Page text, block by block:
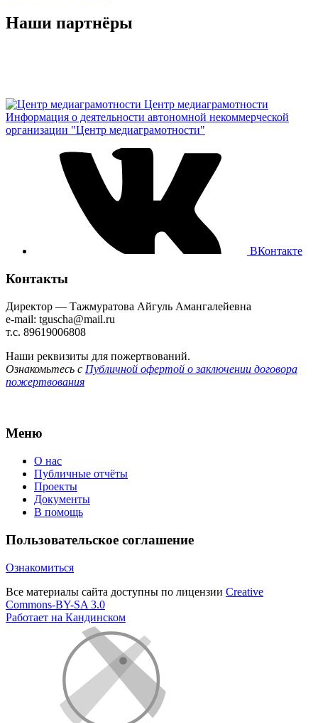
Наши партнёры
Центр медиаграмотности
Информация о деятельности автономной некоммерческой
организации "Центр медиаграмотности"
ВКонтакте
Контакты
Директор — Тажмуратова Айгуль Амангалейевна
e-mail: tguscha@mail.ru
т.с. 89619006808
Наши реквизиты для пожертвований.
Ознакомьтесь с Публичной офертой о заключении договора
пожертвования
Меню
О нас
Публичные отчёты
Проекты
Документы
В помощь
Пользовательское соглашение
Ознакомиться
Все материалы сайта доступны по лицензии Creative
Commons-BY-SA 3.0
Работает на Кандинском